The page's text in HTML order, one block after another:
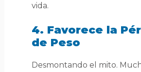
vida.
4. Favorece la
de Peso
Desmontando el mito.